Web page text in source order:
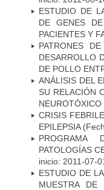
ESTUDIO DE
DE GENES
PACIENTES Y
PATRONES
DESARROLLO
DE POLLO
ANÁLISIS DEL
SU RELACIÓN
NEUROTÓXICO
CRISIS
EPILEPSIA
PROGRAMA
PATOLOGÍAS
inicio: 2011-07-
ESTUDIO DE
MUESTRA DE